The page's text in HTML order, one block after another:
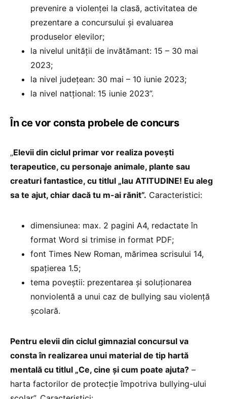
prevenire a violenței la clasă, activitatea de
prezentare a concursului şi evaluarea
produselor elevilor;
la nivelul unităţii de invătămant: 15 – 30 mai
2023;
la nivel judeţean: 30 mai – 10 iunie 2023;
la nivel natțional: 15 iunie 2023”.
În ce vor consta probele de concurs
„Elevii din ciclul primar vor realiza poveşti
terapeutice, cu personaje animale, plante sau
creaturi fantastice, cu titlul „lau ATITUDINE! Eu aleg
sa te ajut, chiar dacă tu m-ai rănit”. Caracteristici:
dimensiunea: max. 2 pagini A4, redactate în
format Word si trimise in format PDF;
font Times New Roman, mărimea scrisului 14,
spaţierea 1.5;
tema poveştii: prezentarea şi soluţionarea
nonviolentă a unui caz de bullying sau violenţă
școlară.
Pentru elevii din ciclul gimnazial concursul va
consta în realizarea unui material de tip hartă
mentală cu titlul „Ce, cine şi cum poate ajuta? –
harta factorilor de protecţie împotriva bullying-ului